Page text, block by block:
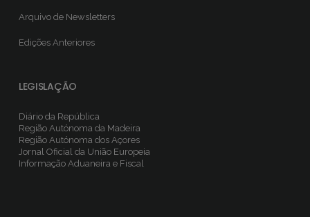
Arquivo de Newsletters
Edições Anteriores
LEGISLAÇÃO
Diário da República
Região Autónoma da Madeira
Região Autónoma dos Açores
Jornal Oficial da União Europeia
Informação Aduaneira e Fiscal